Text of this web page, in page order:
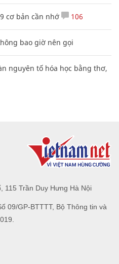
cơ bản cần nhớ 106
bao giờ nên gọi
nguyên tố hóa học bằng thơ,
115 Trần Duy Hưng Hà Nội
09/GP-BTTTT, Bộ Thông tin và